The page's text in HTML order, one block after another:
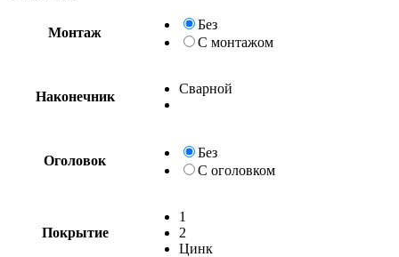
Монтаж
Без
С монтажом
Наконечник
Сварной
Оголовок
Без
С оголовком
Покрытие
1
2
Цинк